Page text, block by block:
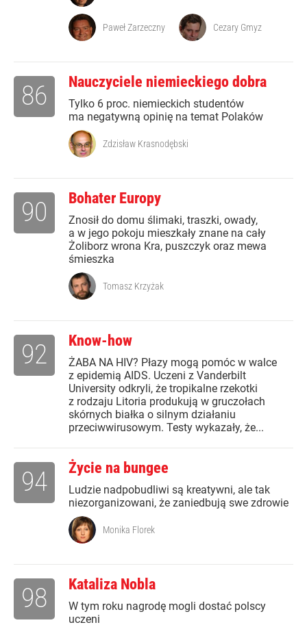
Paweł Zarzeczny Cezary Gmyz
Nauczyciele niemieckiego dobra
Tylko 6 proc. niemieckich studentów
ma negatywną opinię na temat Polaków
86
Zdzisław Krasnodębski
Bohater Europy
Znosił do domu ślimaki, traszki, owady,
a w jego pokoju mieszkały znane na cały
Żoliborz wrona Kra, puszczyk oraz mewa
śmieszka
90
Tomasz Krzyżak
Know-how
ŻABA NA HIV? Płazy mogą pomóc w walce
z epidemią AIDS. Uczeni z Vanderbilt
University odkryli, że tropikalne rzekotki
z rodzaju Litoria produkują w gruczołach
skórnych białka o silnym działaniu
przeciwwirusowym. Testy wykazały, że...
92
Życie na bungee
Ludzie nadpobudliwi są kreatywni, ale tak
niezorganizowani, że zaniedbują swe zdrowie
94
Monika Florek
Kataliza Nobla
W tym roku nagrodę mogli dostać polscy
uczeni
98